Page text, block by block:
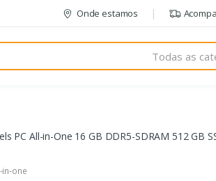
Onde estamos
Todas as
PC All-in-One 16 GB DDR5-SDRAM 512 GB
in-one